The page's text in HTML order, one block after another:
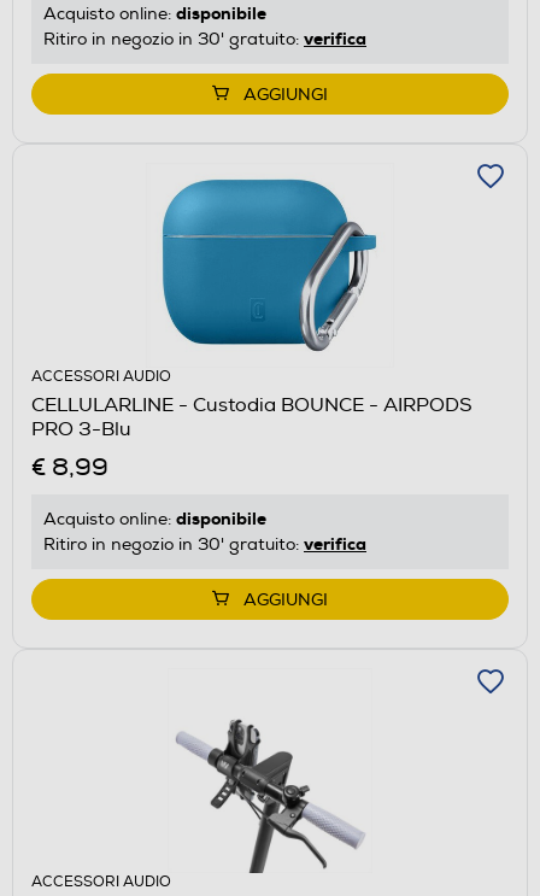
Acquisto online: disponibile
Ritiro in negozio in 30' gratuito: verifica
AGGIUNGI
ACCESSORI AUDIO
CELLULARLINE - Custodia BOUNCE - AIRPODS
PRO 3-Blu
€ 8,99
Acquisto online: disponibile
Ritiro in negozio in 30' gratuito: verifica
AGGIUNGI
ACCESSORI AUDIO